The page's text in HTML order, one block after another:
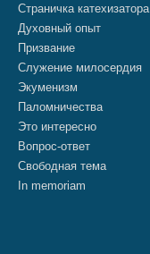
Страничка катехизатора
Духовный опыт
Призвание
Служение милосердия
Экуменизм
Паломничества
Это интересно
Вопрос-ответ
Свободная тема
In memoriam